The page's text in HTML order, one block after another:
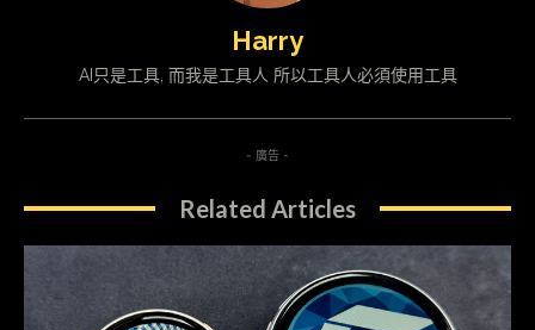
Harry
AI只是工具, 而我是工具人 所以工具人必須使用工具
- 廣告 -
Related Articles